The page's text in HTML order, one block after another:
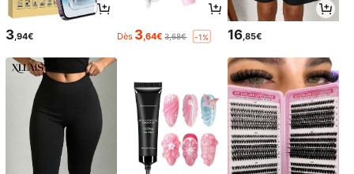
3 ,94€ Dès 3 ,64€ 3,68€ -1% 16 ,85€